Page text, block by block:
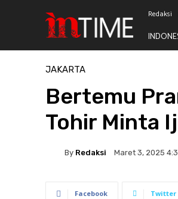
Redaksi
Beranda Jakarta
JAKARTA
Bertemu
Tohir Minta
By Redaksi Maret 3, 2025
Facebook Twitter